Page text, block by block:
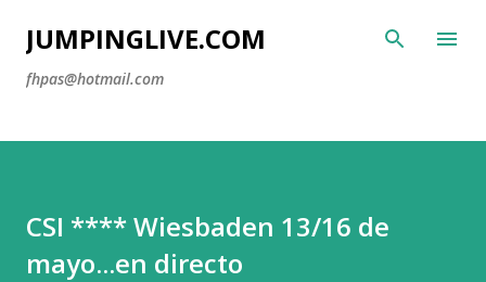
Ir al contenido principal
JUMPINGLIVE.COM
fhpas@hotmail.com
CSI **** Wiesbaden 13/16 de
mayo...en directo